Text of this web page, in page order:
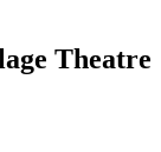
Theatre